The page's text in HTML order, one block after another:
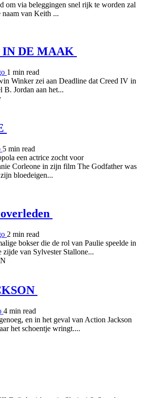
om via beleggingen snel rijk te worden zal
van Keith ...
IN DE MAAK
1 min read
Winker zei aan Deadline dat Creed IV in
B. Jordan aan het...
5 min read
een actrice zocht voor
Corleone in zijn film The Godfather was
bloedeigen...
2 min read
bokser die de rol van Paulie speelde in
zijde van Sylvester Stallone...
4 min read
en in het geval van Action Jackson
het schoentje wringt....